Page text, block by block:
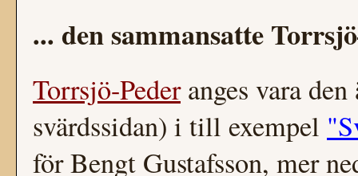
... den sammansatte
Torrsjö-Pederanges vara den
svärdssidan) i till exempel
för Bengt Gustafsson, mer